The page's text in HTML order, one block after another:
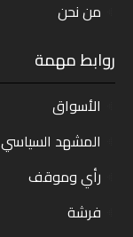
من نحن
روابط مهمة
الأسواق
المشهد السياسي
رأي وموقف
فرشة